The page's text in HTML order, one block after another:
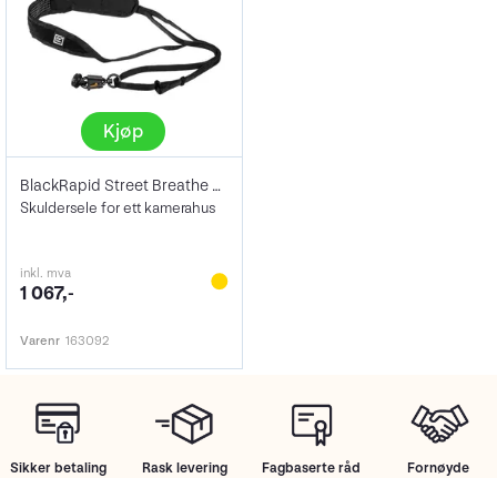
Kjøp
BlackRapid Street Breathe Black
Skuldersele for ett kamerahus
inkl. mva
1 067,-
Varenr 163092
Sikker betaling Rask levering Fagbaserte råd
Fornøyde